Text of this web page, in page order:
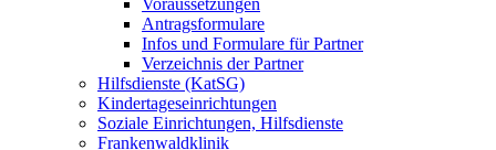
Voraussetzungen
Antragsformulare
Infos und Formulare für Partner
Verzeichnis der Partner
Hilfsdienste (KatSG)
Kindertageseinrichtungen
Soziale Einrichtungen, Hilfsdienste
Frankenwaldklinik